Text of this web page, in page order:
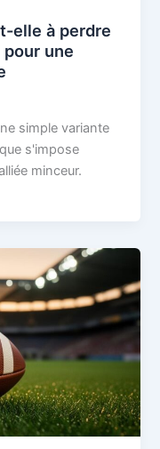
elle à perdre
une
simple variante
s'impose
minceur.